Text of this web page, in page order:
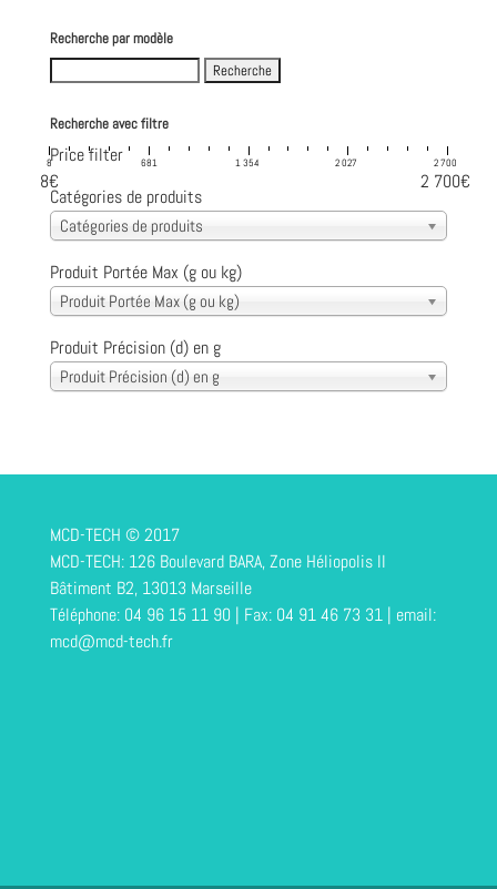
Recherche par modèle
Recherche avec filtre
Price filter
8€
2 700€
8 681 1 354 2 027 2 700
Catégories de produits
Catégories de produits
Produit Portée Max (g ou kg)
Produit Portée Max (g ou kg)
Produit Précision (d) en g
Produit Précision (d) en g
MCD-TECH © 2017
MCD-TECH: 126 Boulevard BARA, Zone Héliopolis II
Bâtiment B2, 13013 Marseille
Téléphone: 04 96 15 11 90 | Fax: 04 91 46 73 31 | email:
mcd@mcd-tech.fr